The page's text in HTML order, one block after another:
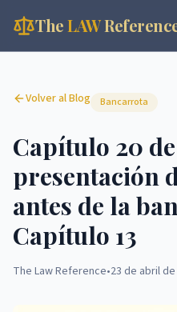
TheLAW
Volver al Blog Bancarrota
Capítulo 20
presentación
antes de la
Capítulo 13
The Law Reference•23 de abril de